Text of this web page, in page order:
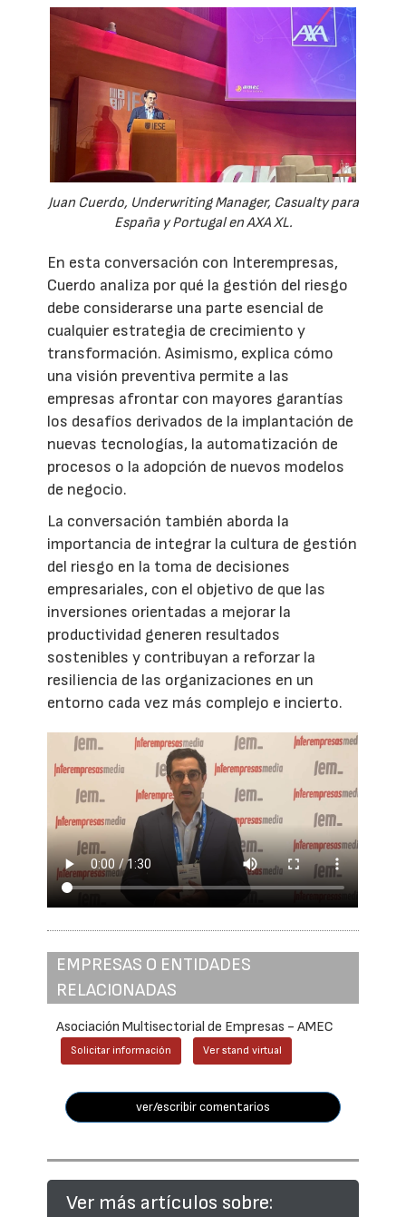
Juan Cuerdo, Underwriting Manager, Casualty para
España y Portugal en AXA XL.
En esta conversación con Interempresas,
Cuerdo analiza por qué la gestión del riesgo
debe considerarse una parte esencial de
cualquier estrategia de crecimiento y
transformación. Asimismo, explica cómo
una visión preventiva permite a las
empresas afrontar con mayores garantías
los desafíos derivados de la implantación de
nuevas tecnologías, la automatización de
procesos o la adopción de nuevos modelos
de negocio.
La conversación también aborda la
importancia de integrar la cultura de gestión
del riesgo en la toma de decisiones
empresariales, con el objetivo de que las
inversiones orientadas a mejorar la
productividad generen resultados
sostenibles y contribuyan a reforzar la
resiliencia de las organizaciones en un
entorno cada vez más complejo e incierto.
EMPRESAS O ENTIDADES
RELACIONADAS
Asociación Multisectorial de Empresas - AMEC
Solicitar información Ver stand virtual
ver/escribir comentarios
Ver más artículos sobre: